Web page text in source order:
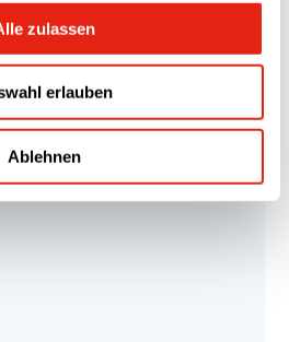
zulassen
erlauben
Ablehnen
Praxis